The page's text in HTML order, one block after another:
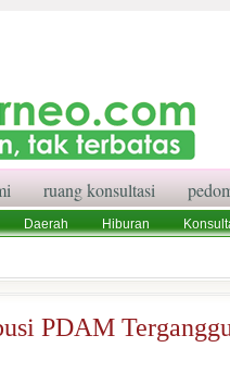
ruang konsultasi
Daerah Hiburan
PDAM